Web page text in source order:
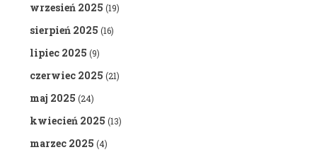
wrzesień 2025 (19)
sierpień 2025 (16)
lipiec 2025 (9)
czerwiec 2025 (21)
maj 2025 (24)
kwiecień 2025 (13)
marzec 2025 (4)